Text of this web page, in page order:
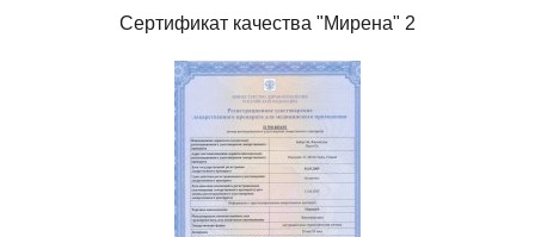
Сертификат качества "Мирена" 2